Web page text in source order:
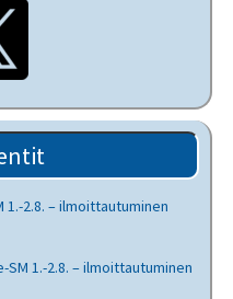
1.-2.8. – ilmoittautuminen
SM 1.-2.8. – ilmoittautuminen